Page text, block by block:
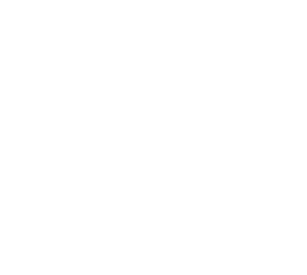
en préfecture et les
grise dans le
CLÉ EN
LIVRAISON)